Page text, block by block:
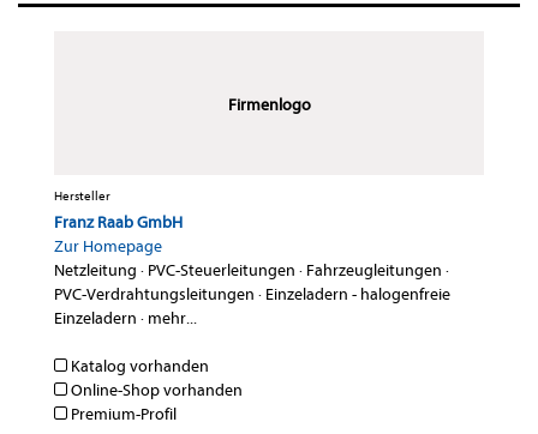
Firmenlogo
Hersteller
Franz Raab GmbH
Zur Homepage
Netzleitung · PVC-Steuerleitungen · Fahrzeugleitungen ·
PVC-Verdrahtungsleitungen · Einzeladern - halogenfreie
Einzeladern · mehr...
Katalog vorhanden
Online-Shop vorhanden
Premium-Profil